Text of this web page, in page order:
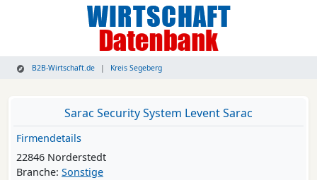
B2B-Wirtschaft.de Kreis Segeberg
Sarac Security System Levent Sarac
Firmendetails
22846 Norderstedt
Branche: Sonstige